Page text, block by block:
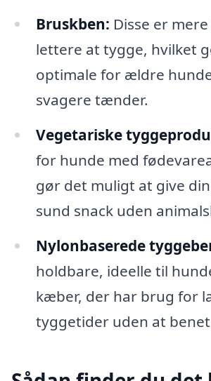
Bruskben: Disse er
lettere at tygge, hvilket
optimale for ældre
svagere tænder.
Vegetariske
for hunde med
gør det muligt at give
sund snack uden
Nylonbaserede
holdbare, ideelle til
kæber, der har brug for
tyggetider uden at